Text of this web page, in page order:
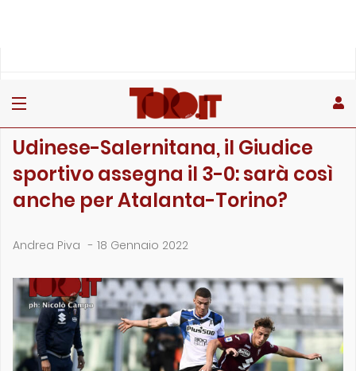
Udinese-Salernitana, il Giudice
sportivo assegna il 3-0: sarà così
anche per Atalanta-Torino?
Andrea Piva - 18 Gennaio 2022